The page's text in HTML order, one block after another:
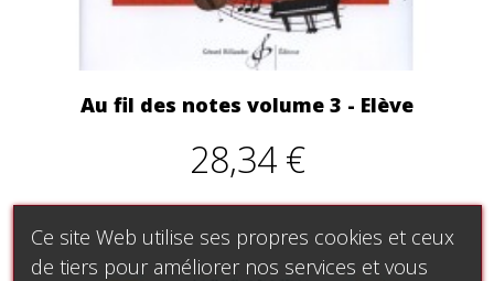
Au fil des notes volume 3 - Elève
28,34 €
Ce site Web utilise ses propres cookies et ceux
de tiers pour améliorer nos services et vous